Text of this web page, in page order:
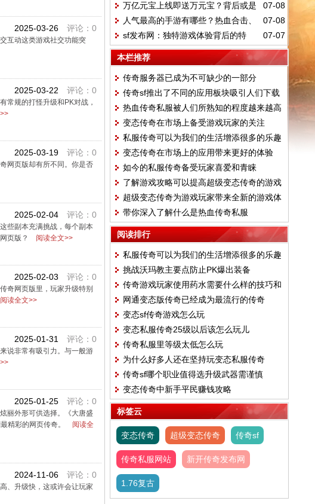
2025-03-26评论：0
互动这类游戏社交功能突
2025-03-22 评论：0
常规的打怪升级和PK对战，
2025-03-19评论：0
网页版却有所不同。你是否
2025-02-04评论：0
些副本充满挑战，每个副本
页版？
阅读全文>>
2025-02-03 评论：0
奇网页版里，玩家升级特别
阅读全文>>
2025-01-31 评论：0
说非常有吸引力。与一般游
2025-01-25评论：0
丽外形可供选择。《大唐盛
精彩的网页传奇。
阅读全
2024-11-06评论：0
、升级快，这或许会让玩家
超精彩
07-08
万亿元宝上线即送万元宝？背后或是
陷阱与欺诈
07-08
人气最高的手游有哪些？热血合击、
赤炎屠龙等你来玩
07-07
sf发布网：独特游戏体验背后的特
点、优势与潜在问题？
本栏推荐
传奇服务器已成为不可缺少的一部分
传奇sf推出了不同的应用板块吸引人们下载
热血传奇私服被人们所熟知的程度越来越高
变态传奇在市场上备受游戏玩家的关注
私服传奇可以为我们的生活增添很多的乐趣
变态传奇在市场上的应用带来更好的体验
如今的私服传奇备受玩家喜爱和青睐
了解游戏攻略可以提高超级变态传奇的游戏
水平
超级变态传奇为游戏玩家带来全新的游戏体
验
带你深入了解什么是热血传奇私服
阅读排行
私服传奇可以为我们的生活增添很多的乐趣
挑战沃玛教主要点防止PK爆出装备
传奇游戏玩家使用药水需要什么样的技巧和
方式能快速通关
网通变态版传奇已经成为最流行的传奇
变态sf传奇游戏怎么玩
变态私服传奇25级以后该怎么玩儿
传奇私服里等级太低怎么玩
为什么好多人还在坚持玩变态私服传奇
传奇sf哪个职业值得选升级武器需谨慎
变态传奇中新手平民赚钱攻略
标签云
变态传奇 超级变态传奇 传奇sf
传奇私服网站 新开传奇发布网
1.76复古